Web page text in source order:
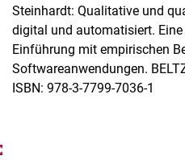
Steinhardt: Qualitative und
digital und automatisiert.
Einführung mit empirischen
Softwareanwendungen.
ISBN: 978-3-7799-7036-1